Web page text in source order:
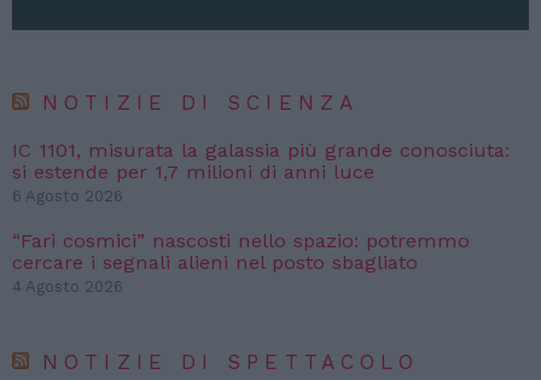
NOTIZIE DI SCIENZA
IC 1101, misurata la galassia più grande conosciuta:
si estende per 1,7 milioni di anni luce
6 Agosto 2026
“Fari cosmici” nascosti nello spazio: potremmo
cercare i segnali alieni nel posto sbagliato
4 Agosto 2026
NOTIZIE DI SPETTACOLO